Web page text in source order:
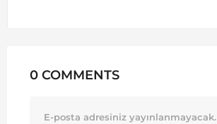
0 COMMENTS
E-posta adresiniz yayınlanmayacak.